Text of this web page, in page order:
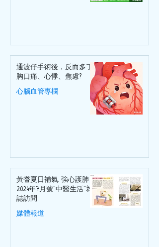
通波仔手術後，反而多了
胸口痛、心悸、焦慮?
心腦血管專欄
黃耆夏日補氣, 強心護肺 /
2024年7月號"中醫生活"雜
誌訪問
媒體報道